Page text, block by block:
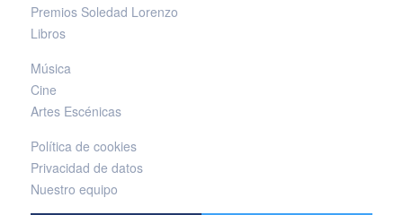
Premios Soledad Lorenzo
Libros
Música
Cine
Artes Escénicas
Política de cookies
Privacidad de datos
Nuestro equipo